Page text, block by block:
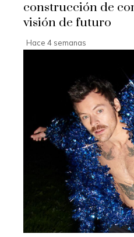
construcción de
visión de futuro
Hace 4 semanas